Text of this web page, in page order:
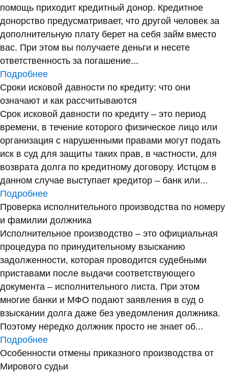
помощь приходит кредитный донор. Кредитное
донорство предусматривает, что другой человек за
дополнительную плату берет на себя займ вместо
вас. При этом вы получаете деньги и несете
ответственность за погашение...
Подробнее
Сроки исковой давности по кредиту: что они
означают и как рассчитываются
Срок исковой давности по кредиту – это период
времени, в течение которого физическое лицо или
организация с нарушенными правами могут подать
иск в суд для защиты таких прав, в частности, для
возврата долга по кредитному договору. Истцом в
данном случае выступает кредитор – банк или...
Подробнее
Проверка исполнительного производства по номеру
и фамилии должника
Исполнительное производство – это официальная
процедура по принудительному взысканию
задолженности, которая проводится судебными
приставами после выдачи соответствующего
документа – исполнительного листа. При этом
многие банки и МФО подают заявления в суд о
взыскании долга даже без уведомления должника.
Поэтому нередко должник просто не знает об...
Подробнее
Особенности отмены приказного производства от
Мирового судьи